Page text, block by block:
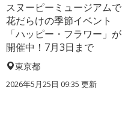
スヌーピーミュージアムで
花だらけの季節イベント
「ハッピー・フラワー」が
開催中！7月3日まで
東京都
2026年5月25日 09:35 更新